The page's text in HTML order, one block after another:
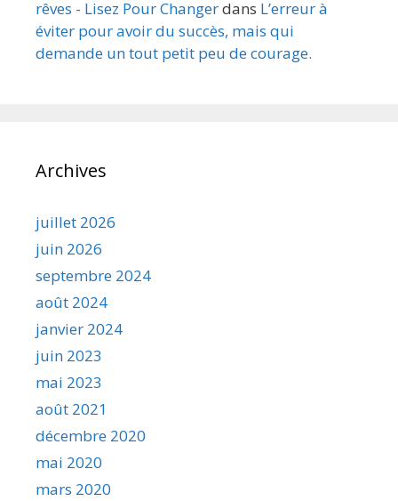
rêves - Lisez Pour Changerdans L’erreur à
éviter pour avoir du succès, mais qui
demande un tout petit peu de courage.
Archives
juillet 2026
juin 2026
septembre 2024
août 2024
janvier 2024
juin 2023
mai 2023
août 2021
décembre 2020
mai 2020
mars 2020